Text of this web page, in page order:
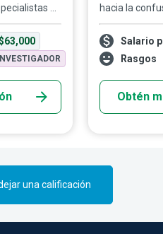
en
por
su
de
contribuye
de
la sociedad
INVESTIGADOR
hacia la
entrenadores
clientes a
cultivar la
la vida” y así
sociedad en
Salario
Rasgos
Obtén
una calificación